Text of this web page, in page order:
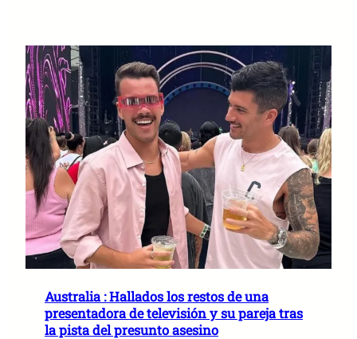
Australia : Hallados los restos de una
presentadora de televisión y su pareja tras
la pista del presunto asesino